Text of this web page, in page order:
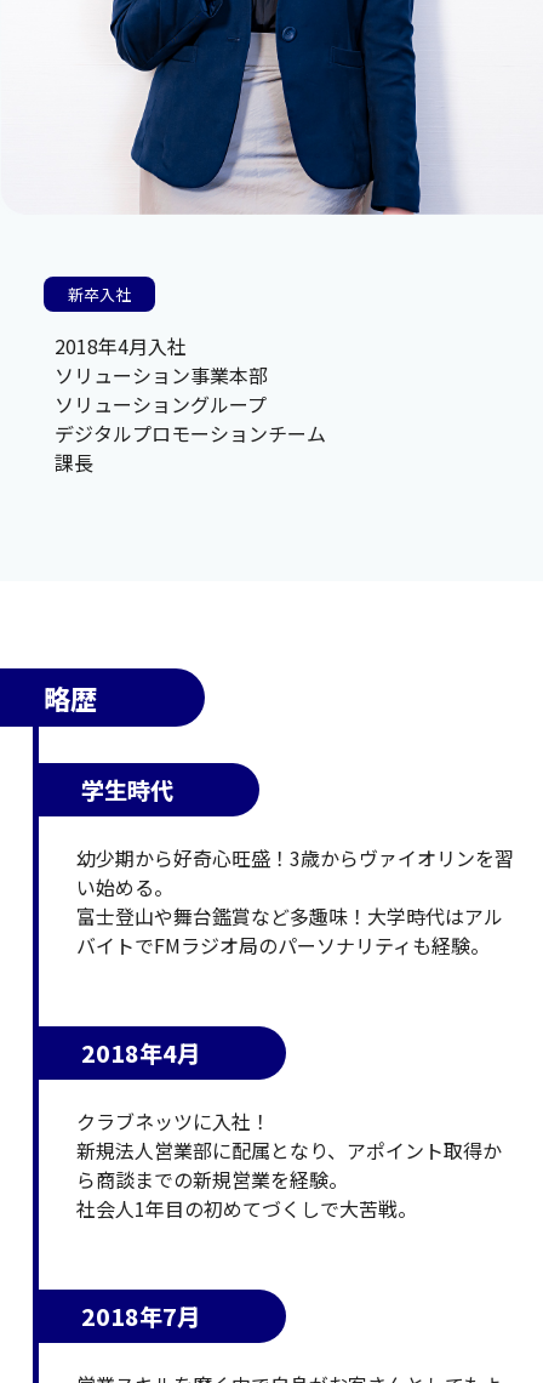
新卒入社
2018年4月入社
ソリューション事業本部
ソリューショングループ
デジタルプロモーションチーム
課長
略歴
学生時代
幼少期から好奇心旺盛！3歳からヴァイオリンを習
い始める。
富士登山や舞台鑑賞など多趣味！大学時代はアル
バイトでFMラジオ局のパーソナリティも経験。
2018年4月
クラブネッツに入社！
新規法人営業部に配属となり、アポイント取得か
ら商談までの新規営業を経験。
社会人1年目の初めてづくしで大苦戦。
2018年7月